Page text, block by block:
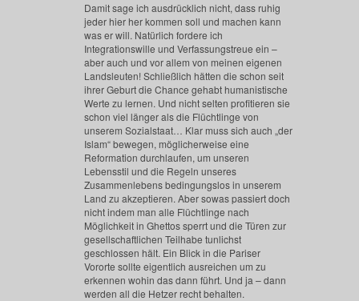
Damit sage ich ausdrücklich nicht, dass ruhig
jeder hier her kommen soll und machen kann
was er will. Natürlich fordere ich
Integrationswille und Verfassungstreue ein –
aber auch und vor allem von meinen eigenen
Landsleuten! Schließlich hätten die schon seit
ihrer Geburt die Chance gehabt humanistische
Werte zu lernen. Und nicht selten profitieren sie
schon viel länger als die Flüchtlinge von
unserem Sozialstaat… Klar muss sich auch „der
Islam“ bewegen, möglicherweise eine
Reformation durchlaufen, um unseren
Lebensstil und die Regeln unseres
Zusammenlebens bedingungslos in unserem
Land zu akzeptieren. Aber sowas passiert doch
nicht indem man alle Flüchtlinge nach
Möglichkeit in Ghettos sperrt und die Türen zur
gesellschaftlichen Teilhabe tunlichst
geschlossen hält. Ein Blick in die Pariser
Vororte sollte eigentlich ausreichen um zu
erkennen wohin das dann führt. Und ja – dann
werden all die Hetzer recht behalten.